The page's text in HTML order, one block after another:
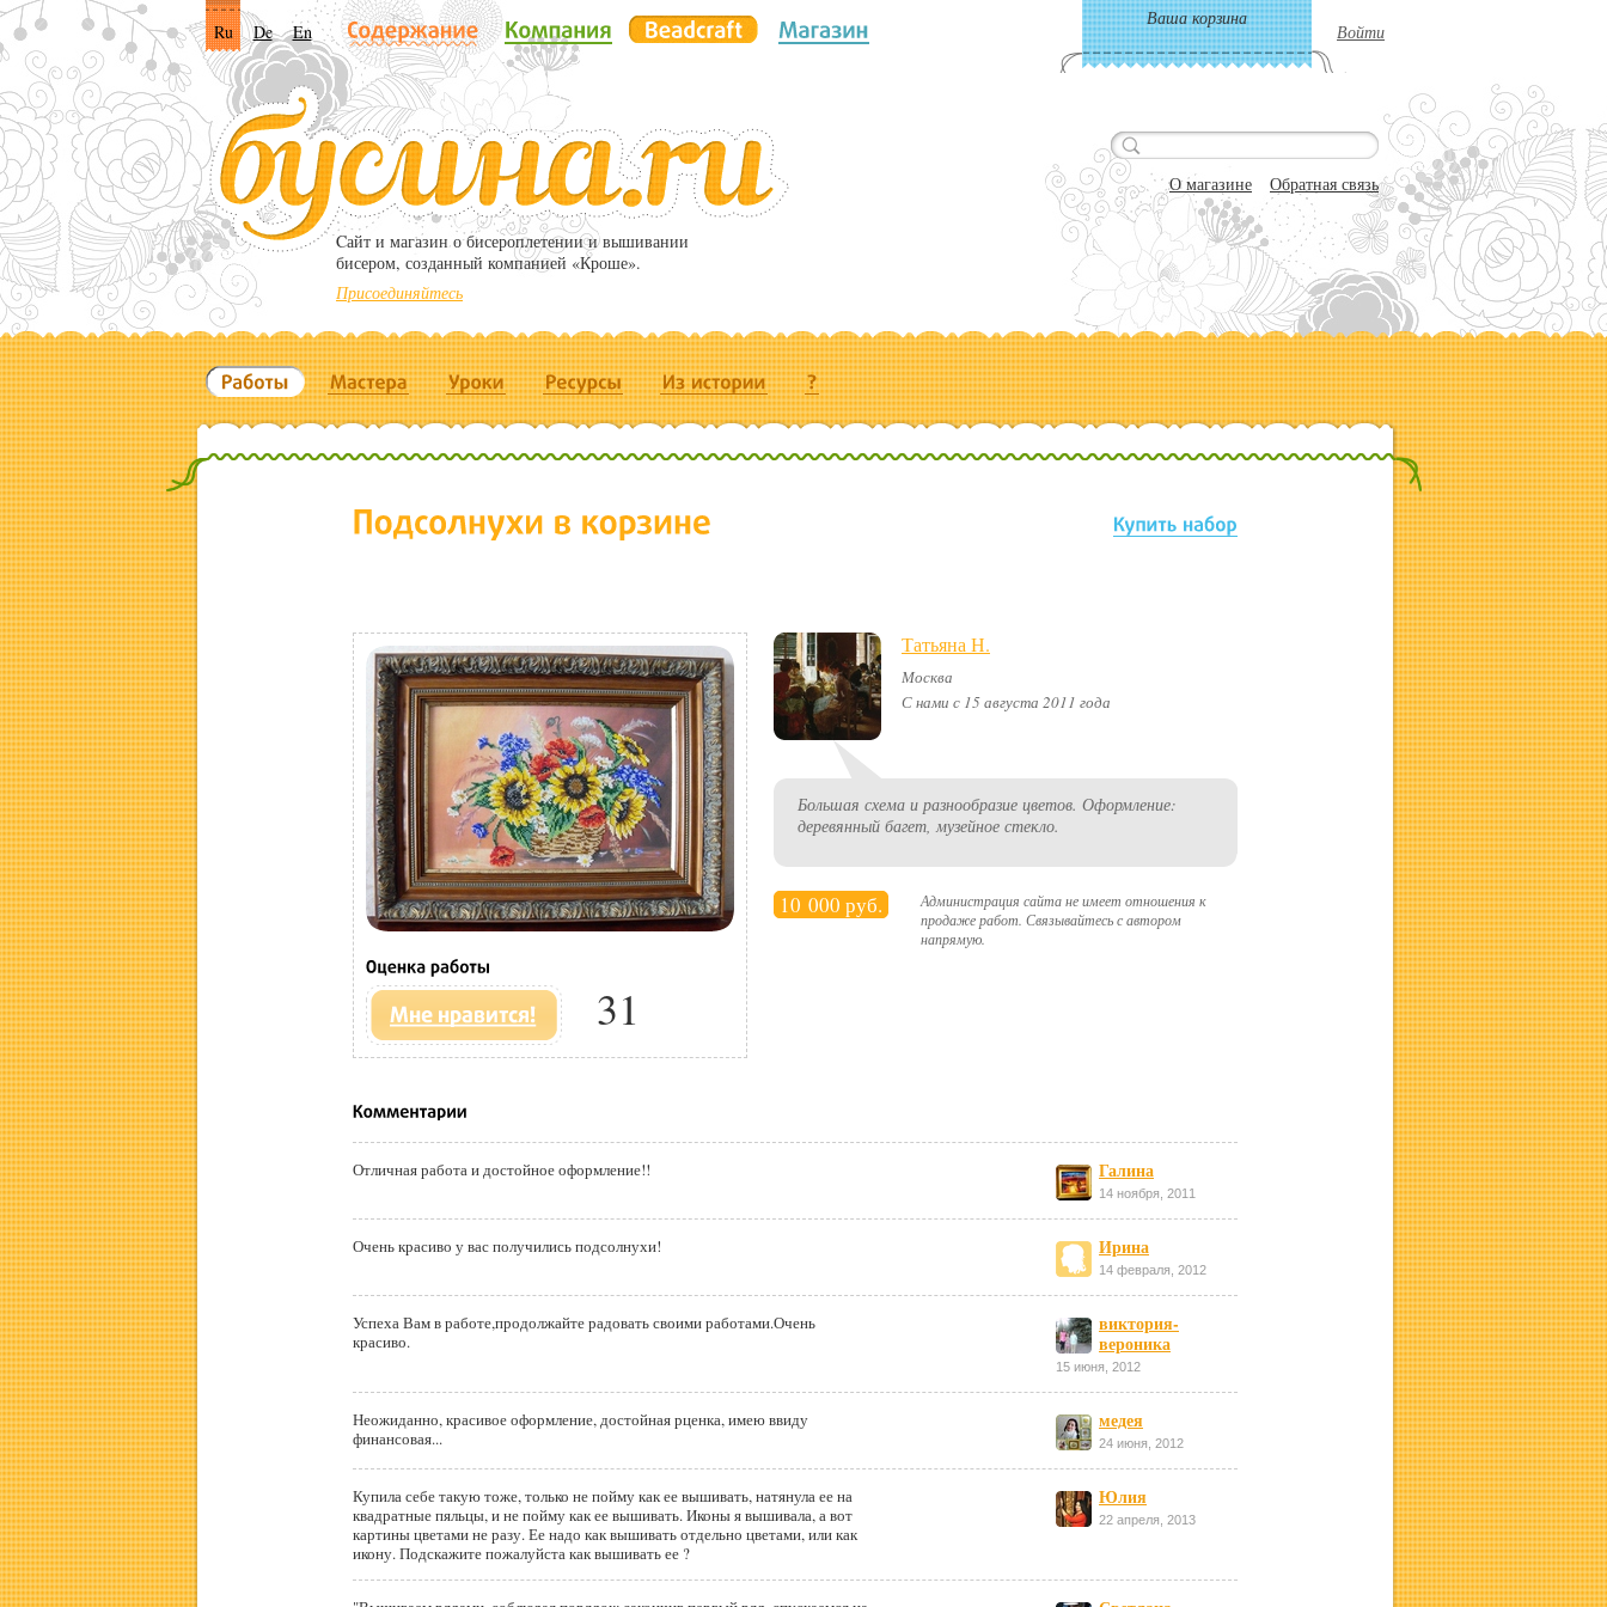
Ru De En
Ваша корзина
Войти
Cайт и магазин о бисероплетении и вышивании
бисером, созданный компанией «Кроше».
Присоединяйтесь
О магазине Обратная связь
31
Татьяна Н.
Москва
С нами с 15 августа 2011 года
Большая схема и разнообразие цветов. Оформление:
деревянный багет, музейное стекло.
10 000 руб.
Администрация сайта не имеет отношения к
продаже работ. Связывайтесь с автором
напрямую.
Отличная работа и достойное оформление!! Галина
14 ноября, 2011
Очень красиво у вас получились подсолнухи! Ирина
14 февраля, 2012
Успеха Вам в работе,продолжайте радовать своими работами.Очень
красиво.
виктория-
вероника
15 июня, 2012
Неожиданно, красивое оформление, достойная рценка, имею ввиду
финансовая...
медея
24 июня, 2012
Купила себе такую тоже, только не пойму как ее вышивать, натянула ее на
квадратные пяльцы, и не пойму как ее вышивать. Иконы я вышивала, а вот
картины цветами не разу. Ее надо как вышивать отдельно цветами, или как
икону. Подскажите пожалуйста как вышивать ее ?
Юлия
22 апреля, 2013